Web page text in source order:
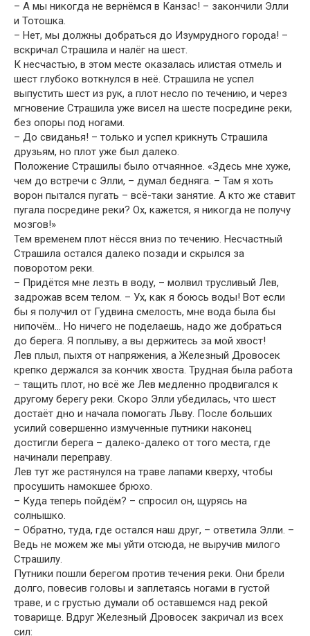
– А мы никогда не вернёмся в Канзас! – закончили Элли
и Тотошка.
– Нет, мы должны добраться до Изумрудного города! –
вскричал Страшила и налёг на шест.
К несчастью, в этом месте оказалась илистая отмель и
шест глубоко воткнулся в неё. Страшила не успел
выпустить шест из рук, а плот несло по течению, и через
мгновение Страшила уже висел на шесте посредине реки,
без опоры под ногами.
– До свиданья! – только и успел крикнуть Страшила
друзьям, но плот уже был далеко.
Положение Страшилы было отчаянное. «Здесь мне хуже,
чем до встречи с Элли, – думал бедняга. – Там я хоть
ворон пытался пугать – всё-таки занятие. А кто же ставит
пугала посредине реки? Ох, кажется, я никогда не получу
мозгов!»
Тем временем плот нёсся вниз по течению. Несчастный
Страшила остался далеко позади и скрылся за
поворотом реки.
– Придётся мне лезть в воду, – молвил трусливый Лев,
задрожав всем телом. – Ух, как я боюсь воды! Вот если
бы я получил от Гудвина смелость, мне вода была бы
нипочём… Но ничего не поделаешь, надо же добраться
до берега. Я поплыву, а вы держитесь за мой хвост!
Лев плыл, пыхтя от напряжения, а Железный Дровосек
крепко держался за кончик хвоста. Трудная была работа
– тащить плот, но всё же Лев медленно продвигался к
другому берегу реки. Скоро Элли убедилась, что шест
достаёт дно и начала помогать Льву. После больших
усилий совершенно измученные путники наконец
достигли берега – далеко-далеко от того места, где
начинали переправу.
Лев тут же растянулся на траве лапами кверху, чтобы
просушить намокшее брюхо.
– Куда теперь пойдём? – спросил он, щурясь на
солнышко.
– Обратно, туда, где остался наш друг, – ответила Элли. –
Ведь не можем же мы уйти отсюда, не выручив милого
Страшилу.
Путники пошли берегом против течения реки. Они брели
долго, повесив головы и заплетаясь ногами в густой
траве, и с грустью думали об оставшемся над рекой
товарище. Вдруг Железный Дровосек закричал из всех
сил: